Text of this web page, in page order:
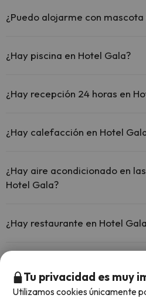
El Hotel Gala ofrece Wi-Fi
¿Puedo alojarme con mascota
¿Hay piscina en Hotel Gala?
tienes más info sobre la piscina y
¿Hay recepción 24 horas en
¿Hay calefacción en Hotel
¿Hay aire acondicionado en
Hotel Gala?
¿Hay restaurante en Hotel
Sí, Hotel Gala tiene bar.
Tu privacidad es muy
Utilizamos cookies únicamente